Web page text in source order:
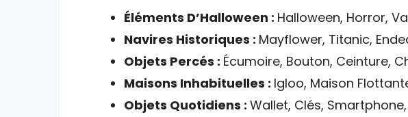
Éléments D’Halloween : Halloween, Horror,
Navires Historiques : Mayflower, Titanic,
Objets Percés : Écumoire, Bouton, Ceinture,
Maisons Inhabituelles : Igloo, Maison
Objets Quotidiens : Wallet, Clés,